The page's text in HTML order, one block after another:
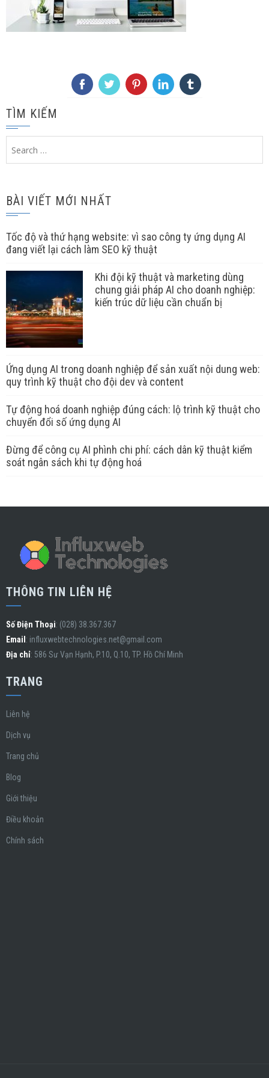
TÌM KIẾM
BÀI VIẾT MỚI NHẤT
Tốc độ và thứ hạng website: vì sao công ty ứng dụng AI
đang viết lại cách làm SEO kỹ thuật
Khi đội kỹ thuật và marketing dùng
chung giải pháp AI cho doanh nghiệp:
kiến trúc dữ liệu cần chuẩn bị
Ứng dụng AI trong doanh nghiệp để sản xuất nội dung web:
quy trình kỹ thuật cho đội dev và content
Tự động hoá doanh nghiệp đúng cách: lộ trình kỹ thuật cho
chuyển đổi số ứng dụng AI
Đừng để công cụ AI phình chi phí: cách dân kỹ thuật kiểm
soát ngân sách khi tự động hoá
THÔNG TIN LIÊN HỆ
Số Điện Thoại: (028) 38.367.367
Email : influxwebtechnologies.net@gmail.com
Địa chỉ: 586 Sư Vạn Hạnh, P.10, Q.10, TP. Hồ Chí Minh
TRANG
Liên hệ
Dịch vụ
Trang chủ
Blog
Giới thiệu
Điều khoản
Chính sách